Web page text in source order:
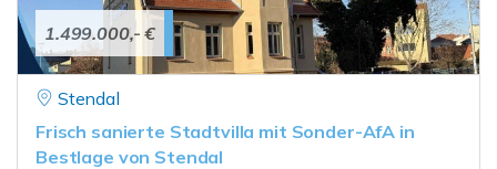
1.499.000,- €
Stendal
Frisch sanierte Stadtvilla mit Sonder-AfA in
Bestlage von Stendal